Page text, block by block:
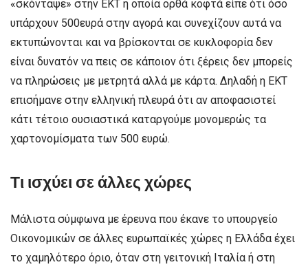
«σκόνταψε» στην ΕΚΤ η οποία ορθά κοφτά είπε ότι όσο
υπάρχουν 500ευρά στην αγορά και συνεχίζουν αυτά να
εκτυπώνονται και να βρίσκονται σε κυκλοφορία δεν
είναι δυνατόν να πεις σε κάποιον ότι ξέρεις δεν μπορείς
να πληρώσεις με μετρητά αλλά με κάρτα. Δηλαδή η ΕΚΤ
επισήμανε στην ελληνική πλευρά ότι αν αποφασιστεί
κάτι τέτοιο ουσιαστικά καταργούμε μονομερώς τα
χαρτονομίσματα των 500 ευρώ.
Τι ισχύει σε άλλες χώρες
Μάλιστα σύμφωνα με έρευνα που έκανε το υπουργείο
Οικονομικών σε άλλες ευρωπαϊκές χώρες η Ελλάδα έχει
το χαμηλότερο όριο, όταν στη γειτονική Ιταλία ή στη